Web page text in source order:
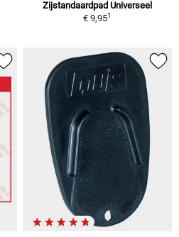
Zijstandaardpad Universeel
€ 9,951